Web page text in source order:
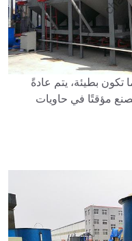
بطيئة، يتم عادةً
مؤقتًا في حاويات